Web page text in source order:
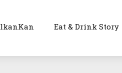
Eat & Drink Story